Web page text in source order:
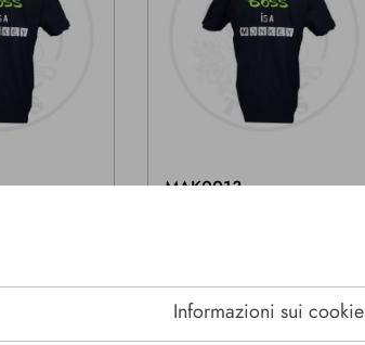
Informazioni sui cookie
MAK0013
is a monkey
Taglie bambino: 128-176